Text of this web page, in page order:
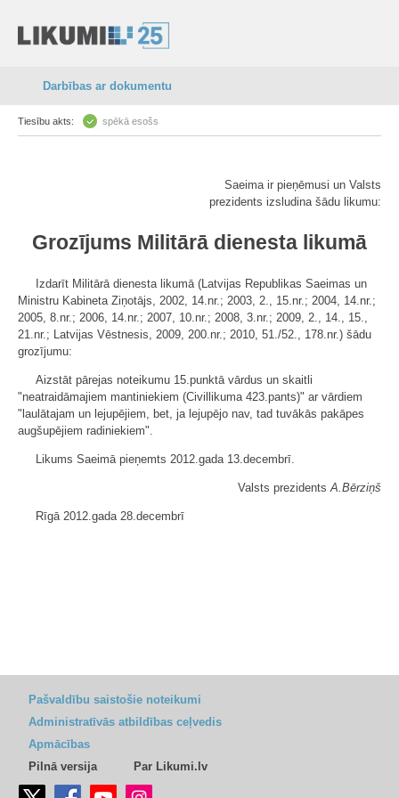
Darbības ar dokumentu
Tiesību akts: spēkā esošs
Saeima ir pieņēmusi un Valsts
prezidents izsludina šādu likumu:
Grozījums Militārā dienesta likumā
Izdarīt Militārā dienesta likumā (Latvijas Republikas Saeimas un
Ministru Kabineta Ziņotājs, 2002, 14.nr.; 2003, 2., 15.nr.; 2004, 14.nr.;
2005, 8.nr.; 2006, 14.nr.; 2007, 10.nr.; 2008, 3.nr.; 2009, 2., 14., 15.,
21.nr.; Latvijas Vēstnesis, 2009, 200.nr.; 2010, 51./52., 178.nr.) šādu
grozījumu:
Aizstāt pārejas noteikumu 15.punktā vārdus un skaitli
"neatraidāmajiem mantiniekiem (Civillikuma 423.pants)" ar vārdiem
"laulātajam un lejupējiem, bet, ja lejupējo nav, tad tuvākās pakāpes
augšupējiem radiniekiem".
Likums Saeimā pieņemts 2012.gada 13.decembrī.
Valsts prezidentsA.Bērziņš
Rīgā 2012.gada 28.decembrī
Pašvaldību saistošie noteikumi
Administratīvās atbildības ceļvedis
Apmācības
Pilnā versija
Par Likumi.lv